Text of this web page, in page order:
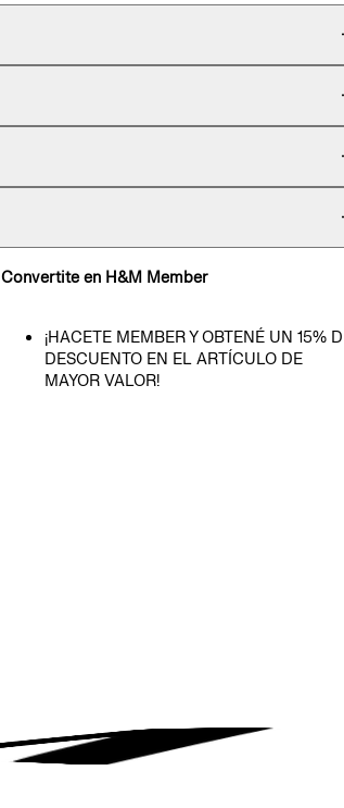
Convertite en H&M Member
¡HACETE MEMBER Y OBTENÉ UN 15%
DESCUENTO EN EL ARTÍCULO DE
MAYOR VALOR!